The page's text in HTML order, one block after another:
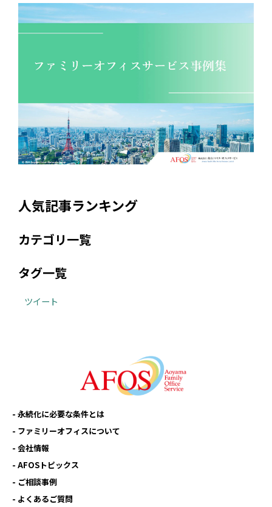
人気記事ランキング
カテゴリ一覧
タグ一覧
ツイート
永続化に必要な条件とは
ファミリーオフィスについて
会社情報
AFOSトピックス
ご相談事例
よくあるご質問